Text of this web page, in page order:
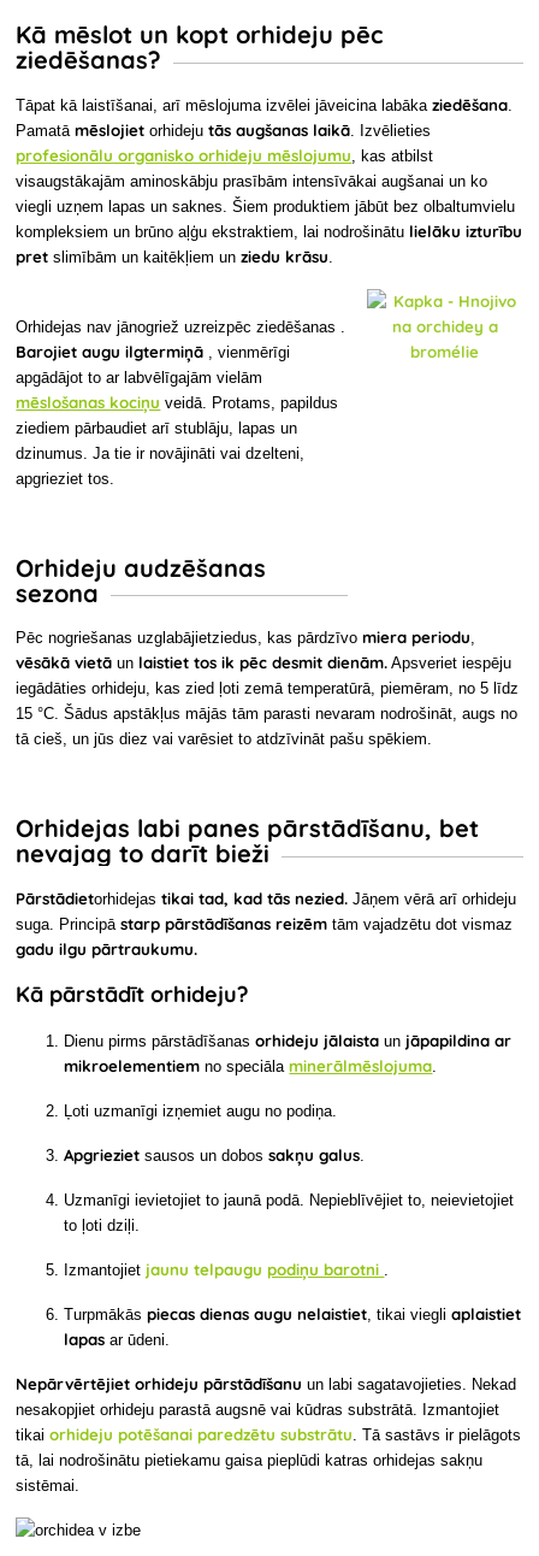
Kā mēslot un kopt orhideju pēc
ziedēšanas?
Tāpat kā laistīšanai, arīmēslojuma izvēlei jāveicina labākaziedēšana
Pamatāmēslojiet orhidejutās augšanas laikā . Izvēlieties
profesionālu organisko orhideju mēslojumu , kas atbilst
visaugstākajām aminoskābju prasībām intensīvākai augšanai un ko
viegli uzņem lapas un saknes. Šiem produktiem jābūt bez olbaltumvielu
kompleksiem un brūno aļģu ekstraktiem, lai nodrošinātu lielāku izturību
pretslimībām un kaitēkļiem unziedu krāsu
Orhidejasnav jānogriež uzreizpēc ziedēšanas
Barojiet augu ilgtermiņā
, vienmērīgi
apgādājot to ar labvēlīgajām vielām
mēslošanas kociņu veidā. Protams, papildus
ziediem pārbaudiet arī stublāju, lapas un
dzinumus. Ja tie ir novājināti vai dzelteni,
apgrieziet tos.
Orhideju audzēšanas
sezona
Pēc nogriešanas uzglabājietziedus, kaspārdzīvomiera periodu,
vēsākā vietā un laistiet tos ik pēc desmit dienām. Apsveriet iespēju
iegādāties orhideju, kas zied ļoti zemā temperatūrā, piemēram, no 5 līdz
15 °C. Šādus apstākļus mājās tām parasti nevaram nodrošināt, augs no
tā cieš, un jūs diez vai varēsiet to atdzīvināt pašu spēkiem.
Orhidejas labi panes pārstādīšanu, bet
nevajag to darīt bieži
Pārstādietorhidejastikai tad, kad tās nezied. Jāņem vērā arī orhideju
suga. Principāstarppārstādīšanasreizēmtām vajadzētu dot vismaz
gadu ilgu pārtraukumu.
Kā pārstādīt orhideju?
Dienu pirms pārstādīšanasorhideju jālaista un jāpapildina ar
mikroelementiem no speciālaminerālmēslojuma.
Ļoti uzmanīgi izņemiet augu no podiņa.
Apgriezietsausos un dobossakņu galus.
Uzmanīgi ievietojiet tojaunā podā. Nepieblīvējiet to, neievietojiet
to ļoti dziļi.
Izmantojiet jaunu telpaugupodiņu barotni .
Turpmākāspiecas dienas augu nelaistiet, tikaiviegliaplaistiet
lapasar ūdeni.
Nepārvērtējiet orhideju pārstādīšanuun labi sagatavojieties. Nekad
nesakopjiet orhideju parastā augsnē vai kūdras substrātā. Izmantojiet
tikaiorhideju potēšanai paredzētu substrātu. Tā sastāvs ir pielāgots
tā, lai nodrošinātu pietiekamu gaisa pieplūdi katras orhidejas sakņu
sistēmai.